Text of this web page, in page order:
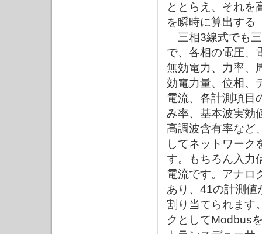
ととらえ、それを
を瞬時に算出する
三相3線式でも
で、各相の電圧、
無効電力、力率、
効電力量、位相、
電流、各計測項目
み率、基本波実効
高調波含有率など
してネットワーク
す。もちろん入力
電流です。アナロ
あり、41の計測値
割り当てられます
クとしてModbus